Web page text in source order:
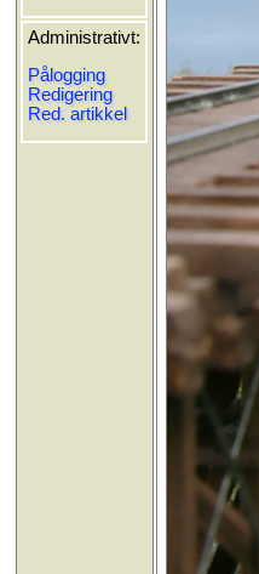
Administrativt:
Pålogging
Redigering
Red. artikkel